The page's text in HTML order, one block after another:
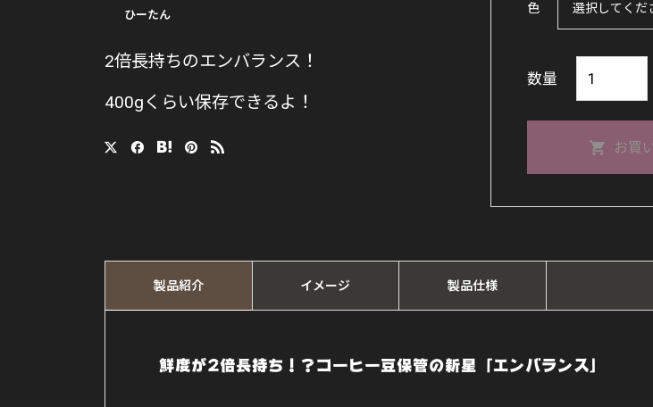
ひーたん
2倍長持ちのエンバランス！
400gくらい保存できるよ！
色
数量
【コ
ー
エ
バ
お買
製品紹介 イメージ 製品仕様
鮮度が2倍長持ち！？コーヒー豆保管の新星「エンバランス」